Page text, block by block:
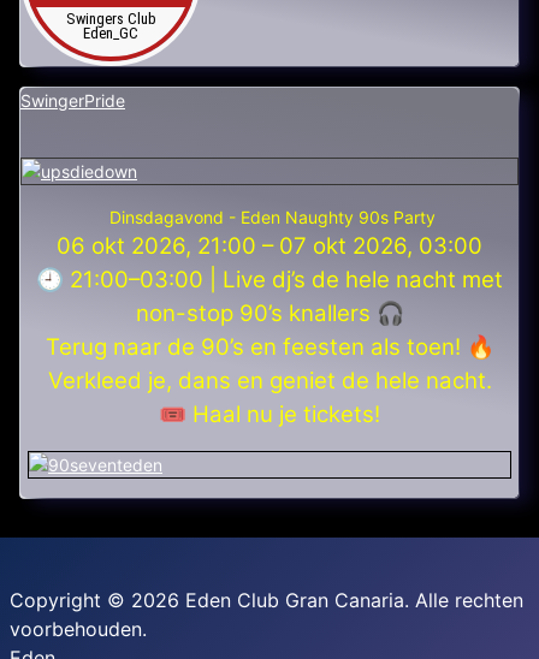
Swingers Club
Eden_GC
SwingerPride
Dinsdagavond - Eden Naughty 90s Party
06 okt 2026, 21:00 – 07 okt 2026, 03:00
🕘 21:00–03:00 | Live dj’s de hele nacht met
non-stop 90’s knallers 🎧
Terug naar de 90’s en feesten als toen! 🔥
Verkleed je, dans en geniet de hele nacht.
🎟️ Haal nu je tickets!
Copyright © 2026 Eden Club Gran Canaria. Alle rechten
voorbehouden.